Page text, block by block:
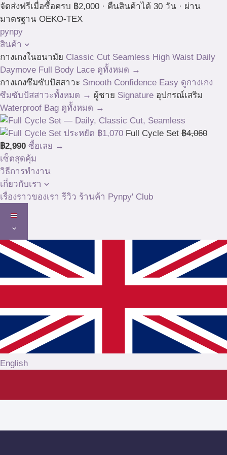
Skip
to
content
จัดส่งฟรีเมื่อซื้อครบ ฿2,000 · คืนสินค้าได้ 30 วัน · ผ่าน
มาตรฐาน OEKO-TEX
pynpy
สินค้า
กางเกงในอนามัย Classic Cut Seamless High Waist Daily
Daymove Full Body Lace ดูทั้งหมด →
กางเกงซึมซับปัสสาวะ Smooth Confidence Easy ดูกางเกง
ซึมซับปัสสาวะทั้งหมด → ผู้ชาย Signature อุปกรณ์เสริม
Waterproof Bag ดูทั้งหมด →
ประหยัด ฿1,070 Full Cycle Set ฿4,060
฿2,990 ซื้อเลย →
เซ็ตสุดคุ้ม
วิธีการทำงาน
เกี่ยวกับเรา
เรื่องราวของเรา รีวิว ร้านค้า Pynpy' Club
English